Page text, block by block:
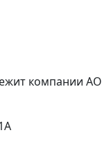
компании АО